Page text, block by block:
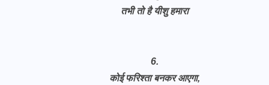
तभी तो है यीशु हमारा
6.
कोई फरिश्ता बनकर आएगा,